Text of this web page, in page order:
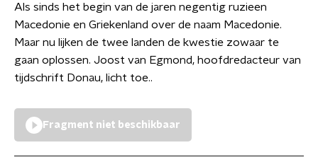
Als sinds het begin van de jaren negentig ruzieen
Macedonie en Griekenland over de naam Macedonie.
Maar nu lijken de twee landen de kwestie zowaar te
gaan oplossen. Joost van Egmond, hoofdredacteur van
tijdschrift Donau, licht toe..
Fragment niet beschikbaar